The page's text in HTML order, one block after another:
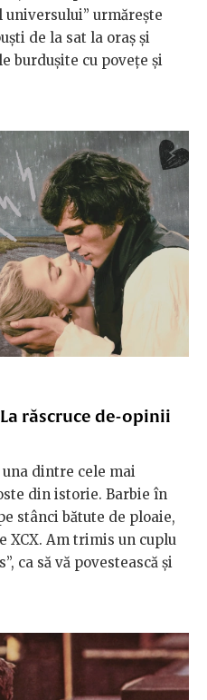
universului” urmărește
de la sat la oraș și
burdușite cu povețe și
răscruce de-opinii
una dintre cele mai
din istorie. Barbie în
stânci bătute de ploaie,
XCX. Am trimis un cuplu
ca să vă povestească şi